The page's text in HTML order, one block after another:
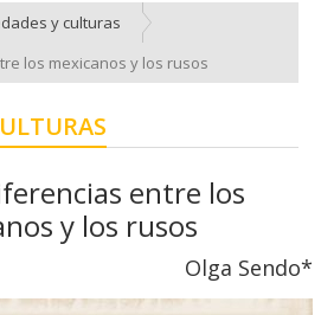
y culturas
los mexicanos y los rusos
entre los
y los rusos
Olga Sendo*